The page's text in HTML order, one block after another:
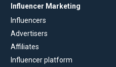
Influencer Marketing
Influencers
Advertisers
Affiliates
Influencer platform